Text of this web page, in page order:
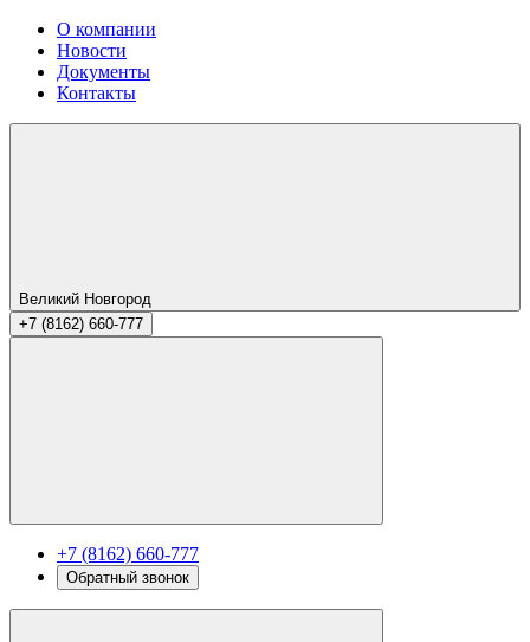
О компании
Новости
Документы
Контакты
Великий Новгород
+7 (8162) 660-777
+7 (8162) 660-777
Обратный звонок